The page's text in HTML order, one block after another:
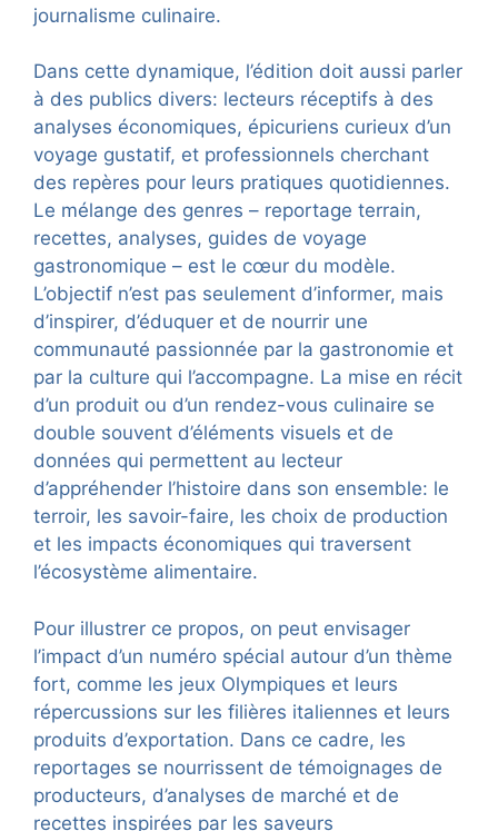
journalisme culinaire.
Dans cette dynamique, l’édition doit aussi parler
à des publics divers: lecteurs réceptifs à des
analyses économiques, épicuriens curieux d’un
voyage gustatif, et professionnels cherchant
des repères pour leurs pratiques quotidiennes.
Le mélange des genres – reportage terrain,
recettes, analyses, guides de voyage
gastronomique – est le cœur du modèle.
L’objectif n’est pas seulement d’informer, mais
d’inspirer, d’éduquer et de nourrir une
communauté passionnée par la gastronomie et
par la culture qui l’accompagne. La mise en récit
d’un produit ou d’un rendez-vous culinaire se
double souvent d’éléments visuels et de
données qui permettent au lecteur
d’appréhender l’histoire dans son ensemble: le
terroir, les savoir-faire, les choix de production
et les impacts économiques qui traversent
l’écosystème alimentaire.
Pour illustrer ce propos, on peut envisager
l’impact d’un numéro spécial autour d’un thème
fort, comme les jeux Olympiques et leurs
répercussions sur les filières italiennes et leurs
produits d’exportation. Dans ce cadre, les
reportages se nourrissent de témoignages de
producteurs, d’analyses de marché et de
recettes inspirées par les saveurs